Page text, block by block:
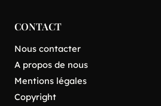
CONTACT
Nous contacter
A propos de nous
Mentions légales
Copyright